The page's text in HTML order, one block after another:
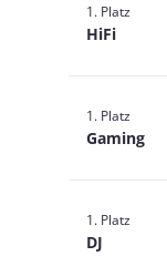
1. Platz
HiFi
1. Platz
Gaming
1. Platz
DJ